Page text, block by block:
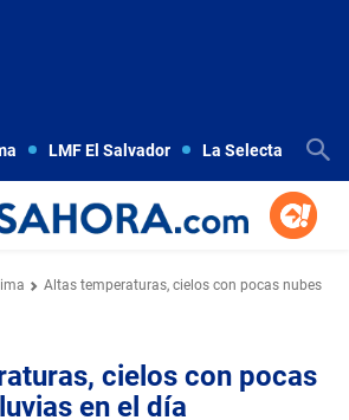
LMF El Salvador La Selecta
Altas temperaturas, cielos con pocas nubes
cielos con pocas
en el día